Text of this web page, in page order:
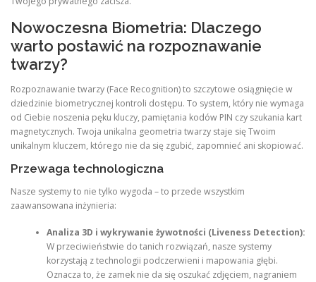
Nowoczesna Biometria: Dlaczego
warto postawić na rozpoznawanie
twarzy?
Rozpoznawanie twarzy (Face Recognition) to szczytowe osiągnięcie w
dziedzinie biometrycznej kontroli dostępu. To system, który nie wymaga
od Ciebie noszenia pęku kluczy, pamiętania kodów PIN czy szukania kart
magnetycznych. Twoja unikalna geometria twarzy staje się Twoim
unikalnym kluczem, którego nie da się zgubić, zapomnieć ani skopiować.
Przewaga technologiczna
Nasze systemy to nie tylko wygoda – to przede wszystkim
zaawansowana inżynieria:
Analiza 3D i wykrywanie żywotności (Liveness Detection):
W przeciwieństwie do tanich rozwiązań, nasze systemy
korzystają z technologii podczerwieni i mapowania głębi.
Oznacza to, że zamek nie da się oszukać zdjęciem, nagraniem